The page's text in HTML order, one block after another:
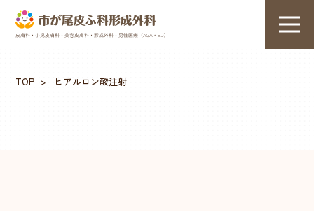
TOP > ヒアルロン酸注射